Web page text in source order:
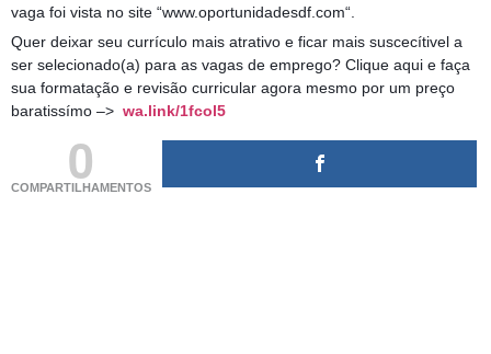
vaga foi vista no site “www.oportunidadesdf.com“.
Quer deixar seu currículo mais atrativo e ficar mais suscecítivel a
ser selecionado(a) para as vagas de emprego? Clique aqui e faça
sua formatação e revisão curricular agora mesmo por um preço
baratissímo –> wa.link/1fcol5
0
COMPARTILHAMENTOS